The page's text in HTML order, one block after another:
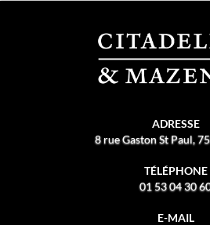
ADRESSE
8 rue Gaston St Paul,
TÉLÉPHONE
01 53 04 30
E-MAIL